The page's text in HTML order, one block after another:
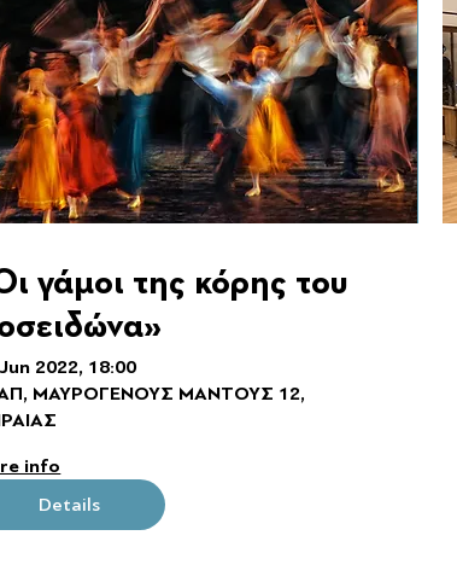
γάμοι της κόρης του
2022, 18:00
ΜΑΥΡΟΓΕΝΟΥΣ ΜΑΝΤΟΥΣ 12,
info
Details